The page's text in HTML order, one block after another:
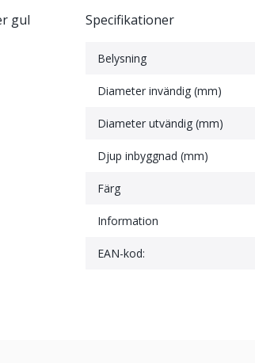
gul
Specifikationer
Belysning
Diameter invändig (mm)
Diameter utvändig (mm)
Djup inbyggnad (mm)
Färg
Information
EAN-kod: